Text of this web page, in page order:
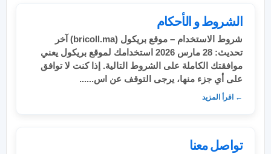
الشروط و الأحكام
شروط الاستخدام – موقع بريكول (bricoll.ma) آخر
تحديث: 28 مارس 2026 استخدامك لموقع بريكول يعني
موافقتك الكاملة على الشروط التالية. إذا كنت لا توافق
على أي جزء منها، يرجى التوقف عن اس......
← اقرأ المزيد
تواصل معنا